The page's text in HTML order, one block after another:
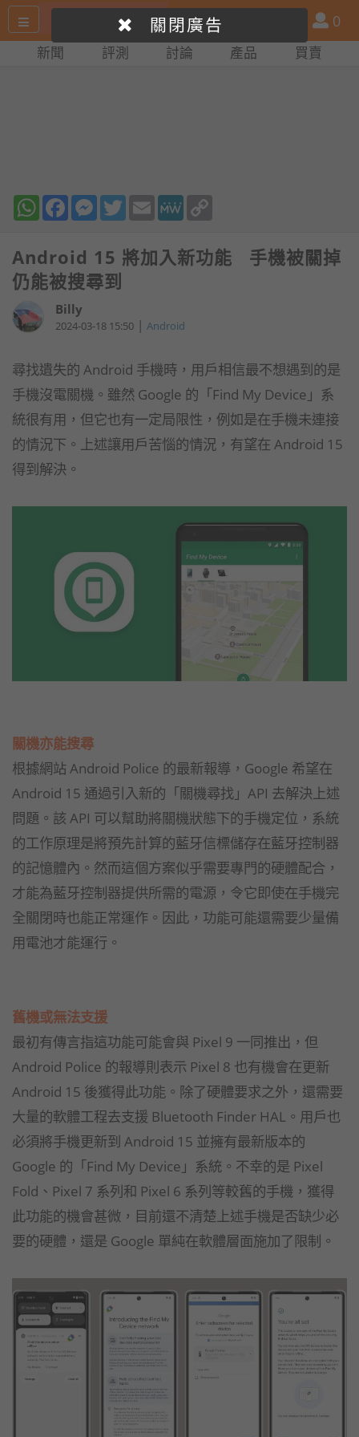
尋
產
品
比
會
員
0
新聞 評測 討論 產品 買賣
WhatsAppFacebookMessenger
TwitterEmail MeWe
Android 15 將加入新功能 手機被關掉
仍能被搜尋到
Billy
2024-03-18 15:50 | Android
尋找遺失的 Android 手機時，用戶相信最不想遇到的是
手機沒電關機。雖然 Google 的「Find My Device」系
統很有用，但它也有一定局限性，例如是在手機未連接
的情況下。上述讓用戶苦惱的情況，有望在 Android 15
得到解決。
關機亦能搜尋
根據網站 Android Police 的最新報導，Google 希望在
Android 15 通過引入新的「關機尋找」API 去解決上述
問題。該 API 可以幫助將關機狀態下的手機定位，系統
的工作原理是將預先計算的藍牙信標儲存在藍牙控制器
的記憶體內。然而這個方案似乎需要專門的硬體配合，
才能為藍牙控制器提供所需的電源，令它即使在手機完
全關閉時也能正常運作。因此，功能可能還需要少量備
用電池才能運行。
關閉廣告
舊機或無法支援
最初有傳言指這功能可能會與 Pixel 9 一同推出，但
Android Police 的報導則表示 Pixel 8 也有機會在更新
Android 15 後獲得此功能。除了硬體要求之外，還需要
大量的軟體工程去支援 Bluetooth Finder HAL。用戶也
必須將手機更新到 Android 15 並擁有最新版本的
Google 的「Find My Device」系統。不幸的是 Pixel
Fold、Pixel 7 系列和 Pixel 6 系列等較舊的手機，獲得
此功能的機會甚微，目前還不清楚上述手機是否缺少必
要的硬體，還是 Google 單純在軟體層面施加了限制。